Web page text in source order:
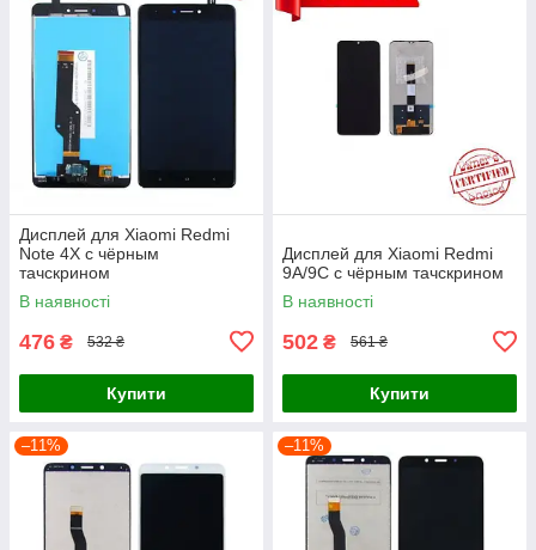
Дисплей для Xiaomi Redmi
Note 4X с чёрным
тачскрином
В наявності
476 ₴ 532 ₴
Купити
Дисплей для Xiaomi Redmi
9A/9C с чёрным тачскрином
В наявності
502 ₴ 561 ₴
Купити
–11% –11%